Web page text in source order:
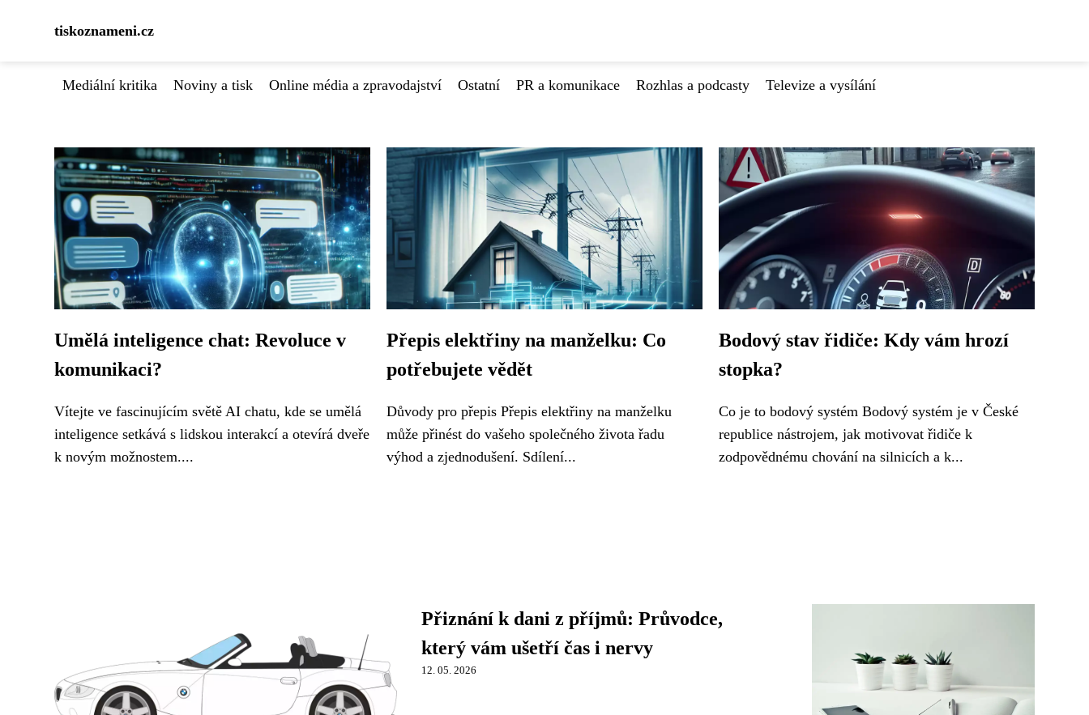
tiskoznameni.cz
Mediální kritika Noviny a tisk Online média a zpravodajství Ostatní PR a komunikace Rozhlas a podcasty Televize a vysílání
Umělá inteligence chat: Revoluce v
komunikaci?
Vítejte ve fascinujícím světě AI chatu, kde se umělá
inteligence setkává s lidskou interakcí a otevírá dveře
k novým možnostem....
Přepis elektřiny na manželku: Co
potřebujete vědět
Důvody pro přepis Přepis elektřiny na manželku
může přinést do vašeho společného života řadu
výhod a zjednodušení. Sdílení...
Bodový stav řidiče: Kdy vám hrozí
stopka?
Co je to bodový systém Bodový systém je v České
republice nástrojem, jak motivovat řidiče k
zodpovědnému chování na silnicích a k...
Přiznání k dani z příjmů: Průvodce,
který vám ušetří čas i nervy
12. 05. 2026